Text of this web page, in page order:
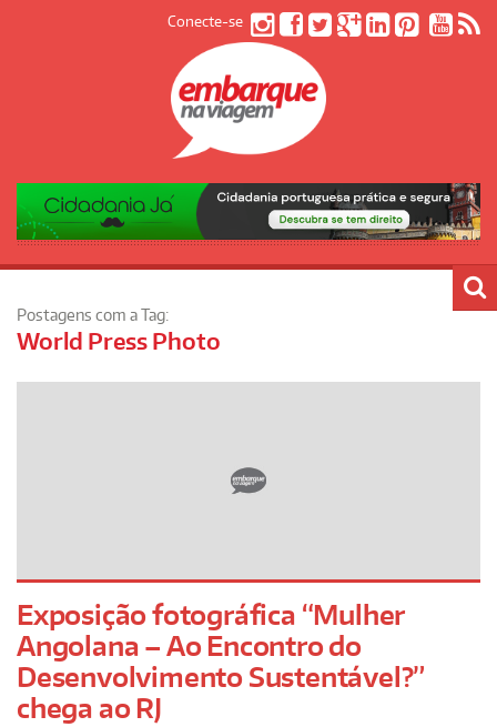
Conecte-se
Postagens com a Tag:
World Press Photo
Exposição fotográfica “Mulher
Angolana – Ao Encontro do
Desenvolvimento Sustentável?”
chega ao RJ